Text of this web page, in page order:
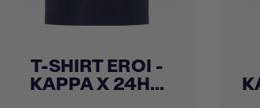
Achat express
T-SHIRT EROI -
KAPPA X 24H...